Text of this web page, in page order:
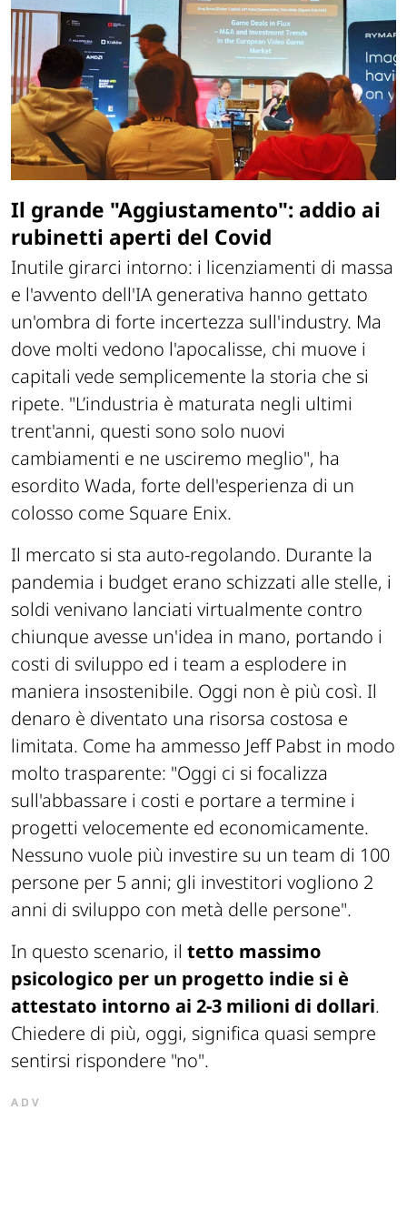
Il grande "Aggiustamento": addio ai
rubinetti aperti del Covid
Inutile girarci intorno: i licenziamenti di massa
e l'avvento dell'IA generativa hanno gettato
un'ombra di forte incertezza sull'industry. Ma
dove molti vedono l'apocalisse, chi muove i
capitali vede semplicemente la storia che si
ripete. "L’industria è maturata negli ultimi
trent'anni, questi sono solo nuovi
cambiamenti e ne usciremo meglio", ha
esordito Wada, forte dell'esperienza di un
colosso come Square Enix.
Il mercato si sta auto-regolando. Durante la
pandemia i budget erano schizzati alle stelle, i
soldi venivano lanciati virtualmente contro
chiunque avesse un'idea in mano, portando i
costi di sviluppo ed i team a esplodere in
maniera insostenibile. Oggi non è più così. Il
denaro è diventato una risorsa costosa e
limitata. Come ha ammesso Jeff Pabst in modo
molto trasparente: "Oggi ci si focalizza
sull'abbassare i costi e portare a termine i
progetti velocemente ed economicamente.
Nessuno vuole più investire su un team di 100
persone per 5 anni; gli investitori vogliono 2
anni di sviluppo con metà delle persone".
In questo scenario, il tetto massimo
psicologico per un progetto indie si è
attestato intorno ai 2-3 milioni di dollari.
Chiedere di più, oggi, significa quasi sempre
sentirsi rispondere "no".
ADV